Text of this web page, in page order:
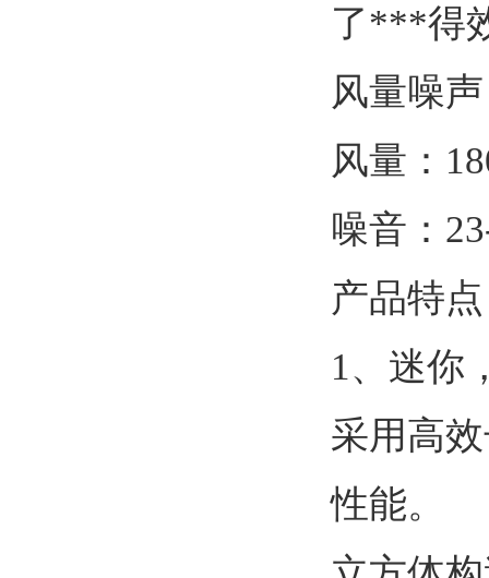
了***得
风量噪声
风量：
噪音：
产品特点
1、迷你
采用高
性能。